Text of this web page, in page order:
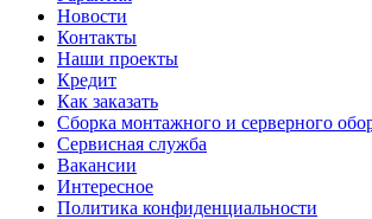
Новости
Контакты
Наши проекты
Кредит
Как заказать
Сборка монтажного и серверного
Сервисная служба
Вакансии
Интересное
Политика конфиденциальности